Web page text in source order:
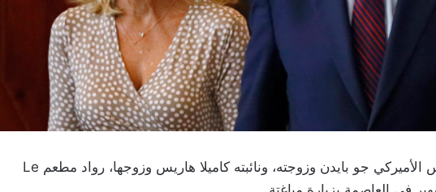
فاجأ الرئيس الأميركي جو بايدن وزوجته، ونائبته كاميلا هاريس وزوجها، رواد مطعم Le